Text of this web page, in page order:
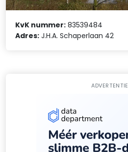
KvK nummer: 83539484
Adres: J.H.A. Schaperlaan 42
ADVERTENTIE